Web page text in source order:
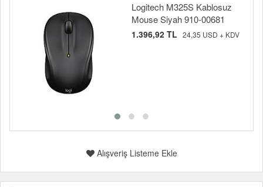
Logitech M325S Kablosuz
Mouse Siyah 910-00681
1.396,92 TL 24,35 USD + KDV
Alışveriş Listeme Ekle